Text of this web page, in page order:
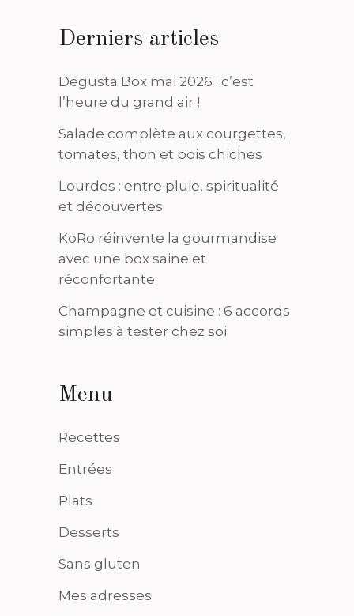
Derniers articles
Degusta Box mai 2026 : c’est
l’heure du grand air !
Salade complète aux courgettes,
tomates, thon et pois chiches
Lourdes : entre pluie, spiritualité
et découvertes
KoRo réinvente la gourmandise
avec une box saine et
réconfortante
Champagne et cuisine : 6 accords
simples à tester chez soi
Menu
Recettes
Entrées
Plats
Desserts
Sans gluten
Mes adresses